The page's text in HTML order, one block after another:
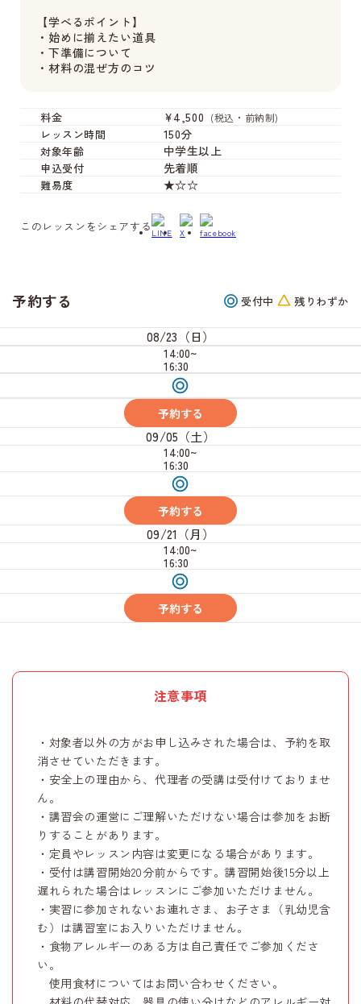
【学べるポイント】
・始めに揃えたい道具
・下準備について
・材料の混ぜ方のコツ
料金 ¥4,500 (税込・前納制)
レッスン時間 150分
対象年齢 中学生以上
申込受付 先着順
難易度 ★☆☆
このレッスンをシェアする
予約する 受付中 残りわずか
08/23（日）
14:00~
16:30
受
付
予約する
09/05（土）
14:00~
16:30
受
付
予約する
09/21（月）
14:00~
16:30
受
付
予約する
注意事項
・対象者以外の方がお申し込みされた場合は、予約を取
消させていただきます。
・安全上の理由から、代理者の受講は受付けておりませ
ん。
・講習会の運営にご理解いただけない場合は参加をお断
りすることがあります。
・定員やレッスン内容は変更になる場合があります。
・受付は講習開始20分前からです。講習開始後15分以上
遅れられた場合はレッスンにご参加いただけません。
・実習に参加されないお連れさま、お子さま（乳幼児含
む）は講習室にお入りいただけません。
・食物アレルギーのある方は自己責任でご参加くださ
い。
使用食材についてはお問い合わせください。